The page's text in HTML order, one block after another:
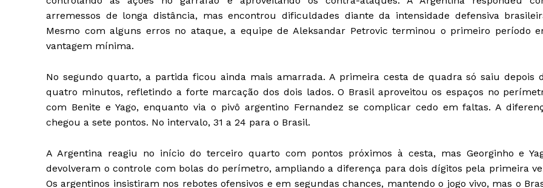
arremessos de longa distância, mas encontrou dificuldades diante da intensidade defensiva
Mesmo com alguns erros no ataque, a equipe de Aleksandar Petrovic terminou o primeiro período
vantagem mínima.
No segundo quarto, a partida ficou ainda mais amarrada. A primeira cesta de quadra só saiu depois
quatro minutos, refletindo a forte marcação dos dois lados. O Brasil aproveitou os espaços no
com Benite e Yago, enquanto via o pivô argentino Fernandez se complicar cedo em faltas. A
chegou a sete pontos. No intervalo, 31 a 24 para o Brasil.
A Argentina reagiu no início do terceiro quarto com pontos próximos à cesta, mas Georginho e
devolveram o controle com bolas do perímetro, ampliando a diferença para dois dígitos pela primeira
Os argentinos insistiram nos rebotes ofensivos e em segundas chances, mantendo o jogo vivo, mas o